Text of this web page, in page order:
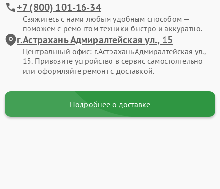
+7 (800) 101-16-34
Свяжитесь с нами любым удобным способом —
поможем с ремонтом техники быстро и аккуратно.
г.Астрахань Адмиралтейская ул., 15
Центральный офис: г.Астрахань Адмиралтейская ул.,
15. Привозите устройство в сервис самостоятельно
или оформляйте ремонт с доставкой.
Подробнее о доставке